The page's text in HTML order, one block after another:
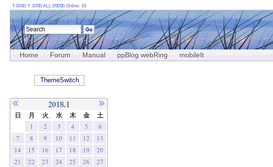
Home Forum Manual ppBlog webRing mobileIt
T: Y: ALL: Online:
ThemeSwitch
2018.1
日 月 火 水 木 金 土
1 2 3 4 5
6
7
8 9 10 11 12
13
14
15 16 17 18 19
20
21
22 23 24 25 26
27